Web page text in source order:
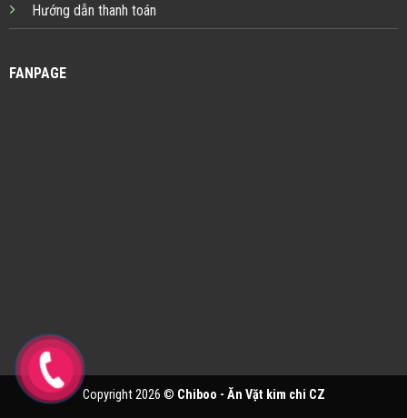
Hướng dẫn thanh toán
FANPAGE
Copyright 2026 © Chiboo - Ăn Vặt kim chi CZ